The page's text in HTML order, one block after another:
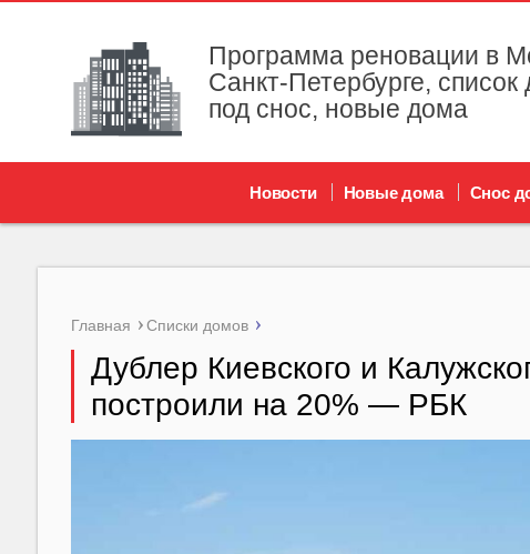
Программа реновации в
Санкт-Петербурге, список
под снос, новые дома
Новости Новые дома Снос
Главная Списки домов
Дублер Киевского и
построили на 20% — РБК